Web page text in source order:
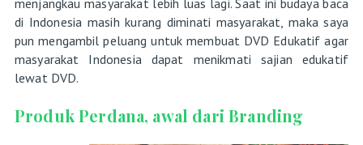
menjangkau masyarakat lebih luas lagi. Saat ini budaya baca
di Indonesia masih kurang diminati masyarakat, maka saya
pun mengambil peluang untuk membuat DVD Edukatif agar
masyarakat Indonesia dapat menikmati sajian edukatif
lewat DVD.
Produk Perdana, awal dari Branding